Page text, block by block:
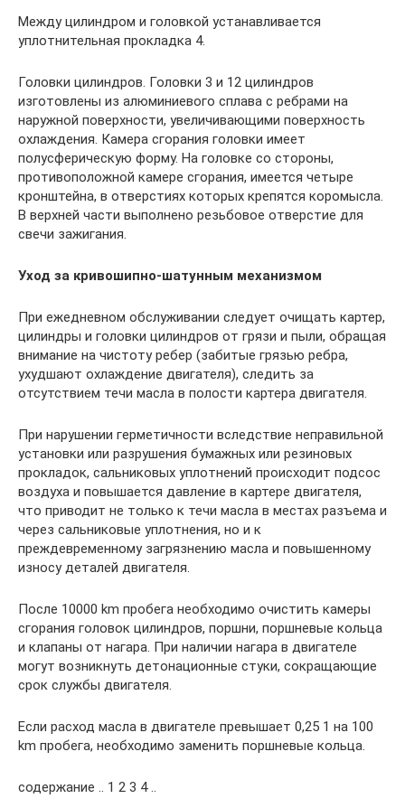
Между цилиндром и головкой устанавливается
уплотнительная прокладка 4.
Головки цилиндров. Головки 3 и 12 цилиндров
изготовлены из алюминиевого сплава с ребрами на
наружной поверхности, увеличивающими поверхность
охлаждения. Камера сгорания головки имеет
полусферическую форму. На головке со стороны,
противоположной камере сгорания, имеется четыре
кронштейна, в отверстиях которых крепятся коромысла.
В верхней части выполнено резьбовое отверстие для
свечи зажигания.
Уход за кривошипно-шатунным механизмом
При ежедневном обслуживании следует очищать картер,
цилиндры и головки цилиндров от грязи и пыли, обращая
внимание на чистоту ребер (забитые грязью ребра,
ухудшают охлаждение двигателя), следить за
отсутствием течи масла в полости картера двигателя.
При нарушении герметичности вследствие неправильной
установки или разрушения бумажных или резиновых
прокладок, сальниковых уплотнений происходит подсос
воздуха и повышается давление в картере двигателя,
что приводит не только к течи масла в местах разъема и
через сальниковые уплотнения, но и к
преждевременному загрязнению масла и повышенному
износу деталей двигателя.
После 10000 km пробега необходимо очистить камеры
сгорания головок цилиндров, поршни, поршневые кольца
и клапаны от нагара. При наличии нагара в двигателе
могут возникнуть детонационные стуки, сокращающие
срок службы двигателя.
Если расход масла в двигателе превышает 0,25 1 на 100
km пробега, необходимо заменить поршневые кольца.
содержание .. 1 2 3 4 ..